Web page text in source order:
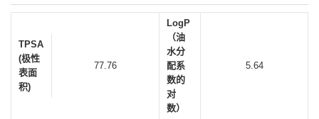
TPSA
(极性
表面
积)
77.76
LogP
（油
水分
配系
数的
对
数）
5.64